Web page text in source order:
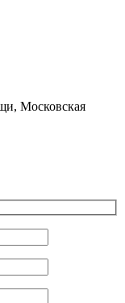
Московская